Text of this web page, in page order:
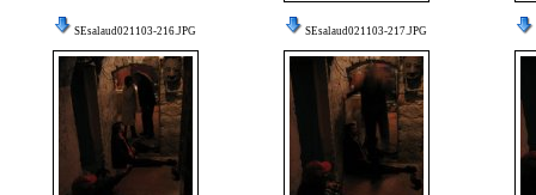
SEsalaud021103-216.JPG SEsalaud021103-217.JPG